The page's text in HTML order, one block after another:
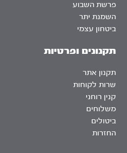
פרשת השבוע
השמנת יתר
ביטחון עצמי
תקנונים ופרטיות
תקנון אתר
שרות לקוחות
קנין רוחני
משלוחים
ביטולים
החזרות